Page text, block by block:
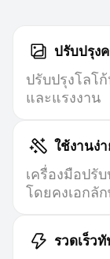
ปรับปรุง
ปรับปรุงโลโ
และแรงงาน
ใช้งานง่
เครื่องมือปรั
โดยคงเอกลั
รวดเร็ว